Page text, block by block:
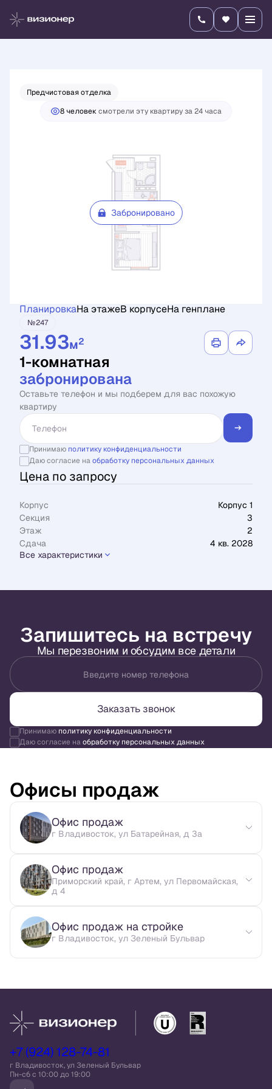
1-комнатная Цена по запросу
Предчистовая отделка
8 человексмотрели эту квартиру за 24 часа
Забронировано
ПланировкаНа этажеВ корпусеНа генплане
№247
31.93м2
1-комнатная
забронирована
Оставьте телефон и мы подберем для вас похожую
квартиру
Принимаю политику конфиденциальности
Даю согласие наобработку персональных данных
Цена по запросу
Корпус
Корпус 1
Секция
3
Этаж
2
Сдача
4 кв. 2028
Все характеристики
Запишитесь на встречу
Мы перезвоним и обсудим все детали
Введите номер телефона
Заказать звонок
Принимаю политику конфиденциальности
Даю согласие наобработку персональных данных
Офисы продаж
Офис продаж
г Владивосток, ул Батарейная, д 3а
Офис продаж
Приморский край, г Артем, ул Первомайская,
д 4
Офис продаж на стройке
г Владивосток, ул Зеленый Бульвар
+7 (924) 128-74-81
г Владивосток, ул Зеленый Бульвар
Пн-сб c 10:00 до 19:00